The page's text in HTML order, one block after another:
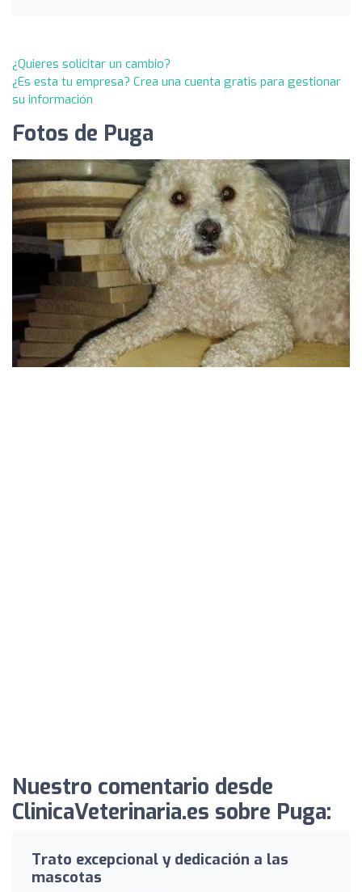
¿Quieres solicitar un cambio?
¿Es esta tu empresa? Crea una cuenta gratis para gestionar
su información
Fotos de Puga
Nuestro comentario desde
ClinicaVeterinaria.es sobre Puga:
Trato excepcional y dedicación a las
mascotas